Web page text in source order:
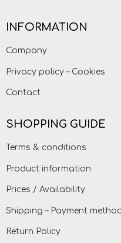
INFORMATION
Company
Privacy policy – Cookies
Contact
SHOPPING GUIDE
Terms & conditions
Product information
Prices / Availability
Shipping – Payment
Return Policy